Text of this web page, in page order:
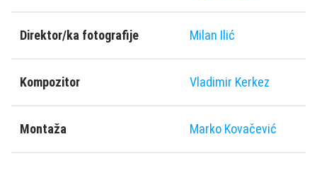
Direktor/ka fotografije Milan Ilić
Kompozitor Vladimir Kerkez
Montaža Marko Kovačević